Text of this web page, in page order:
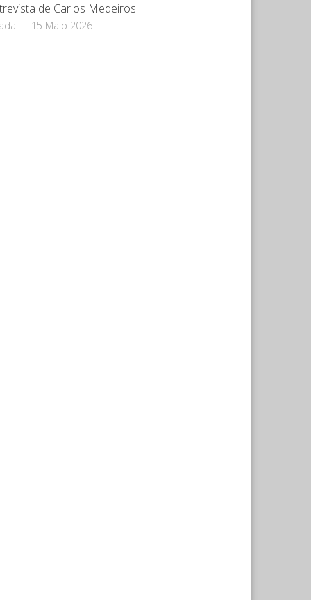
de Carlos Medeiros
15 Maio 2026